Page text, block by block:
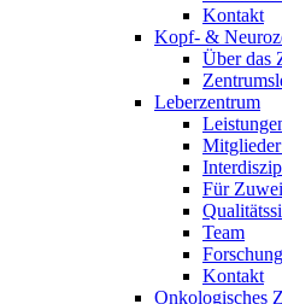
Kontakt
Kopf- &
Über das
Leberzentrum
Mitglieder
Für
Team
Forschung
Kontakt
Onkologisches